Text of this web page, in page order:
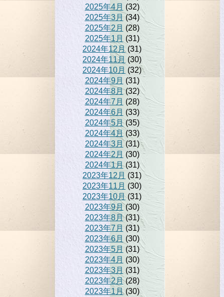
2025年4月 (32)
2025年3月 (34)
2025年2月 (28)
2025年1月 (31)
2024年12月(31)
2024年11月 (30)
2024年10月 (32)
2024年9月 (31)
2024年8月(32)
2024年7月 (28)
2024年6月 (33)
2024年5月(35)
2024年4月(33)
2024年3月 (31)
2024年2月(30)
2024年1月(31)
2023年12月 (31)
2023年11月 (30)
2023年10月(31)
2023年9月(30)
2023年8月(31)
2023年7月(31)
2023年6月 (30)
2023年5月 (31)
2023年4月 (30)
2023年3月 (31)
2023年2月(28)
2023年1月(30)